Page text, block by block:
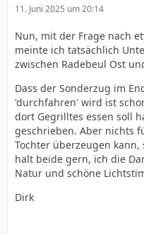
11. Juni 2025 um 20:14
Nun, mit der Frage nach
meinte ich tatsächlich
zwischen Radebeul Ost
Dass der Sonderzug im
'durchfahren' wird ist
dort Gegrilltes essen soll
geschrieben. Aber nichts
Tochter überzeugen
halt beide gern, ich die
Natur und schöne
Dirk